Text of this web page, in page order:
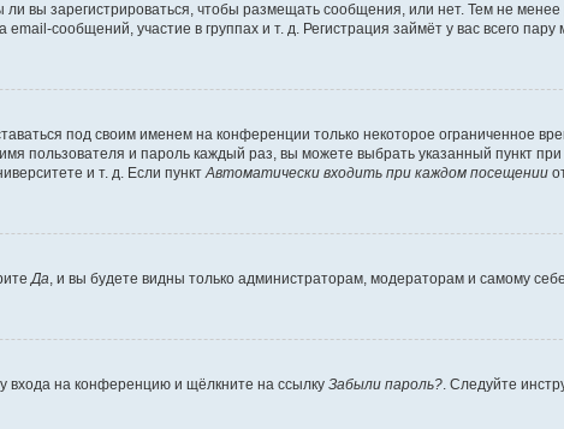
вы зарегистрироваться, чтобы размещать сообщения, или нет. Тем не
сообщений, участие в группах и т. д. Регистрация займёт у вас всего
под своим именем на конференции только некоторое ограниченное
пользователя и пароль каждый раз, вы можете выбрать указанный пункт
и т. д. Если пунктАвтоматически входить при каждом посещении
Да, и вы будете видны только администраторам, модераторам и самому
входа на конференцию и щёлкните на ссылку Забыли пароль?. Следуйте